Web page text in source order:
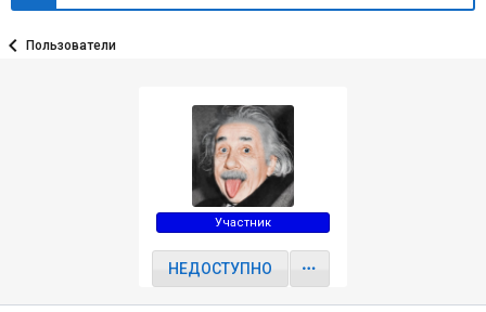
Пользователи
Участник
НЕДОСТУПНО